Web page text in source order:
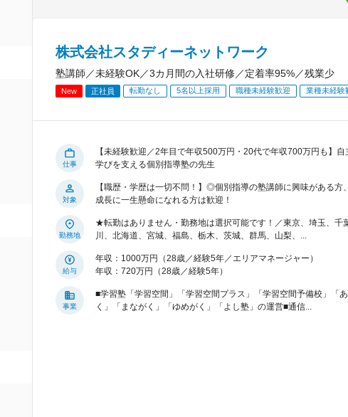
株式会社スタディーネットワーク
塾講師／未経験OK／3カ月間の入社研修／定着率95%／残業少
New 正社員 転勤なし 5名以上採用 職種未経験歓迎 業種未経験
仕事
【未経験歓迎／2年目で年収500万円・20代で年収700万円も】自
学びを支える個別指導塾の先生
対象
【職歴・学歴は一切不問！】◎個別指導の塾講師に興味がある方
成長に一生懸命になれる方は歓迎！
勤務地
★転勤はありません・勤務地は選択可能です！／東京、埼玉、千
川、北海道、宮城、福島、栃木、茨城、群馬、山梨、...
給与
年収：1000万円（28歳／経験5年／エリアマネージャー）
年収：720万円（28歳／経験5年）
事業
■学習塾「学習空間」「学習空間プラス」「学習空間予備校」「
く」「まながく」「ゆめがく」「よし塾」の運営■通信...